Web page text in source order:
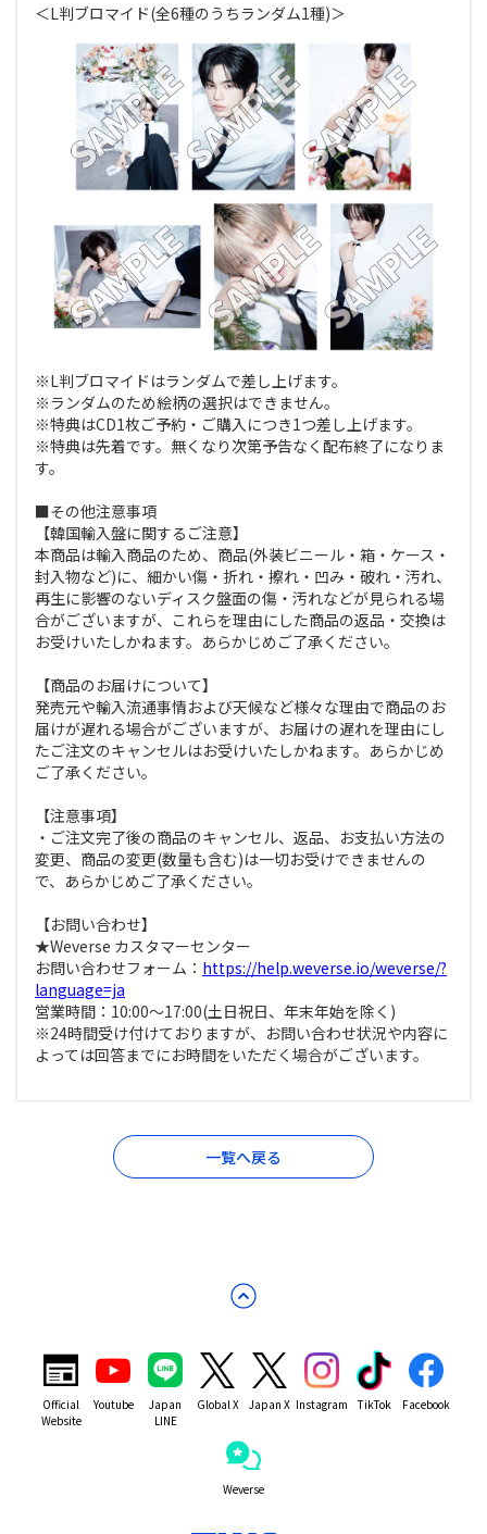
＜L判ブロマイド(全6種のうちランダム1種)＞
※L判ブロマイドはランダムで差し上げます。
※ランダムのため絵柄の選択はできません。
※特典はCD1枚ご予約・ご購入につき1つ差し上げます。
※特典は先着です。無くなり次第予告なく配布終了になりま
す。
■その他注意事項
【韓国輸入盤に関するご注意】
本商品は輸入商品のため、商品(外装ビニール・箱・ケース・
封入物など)に、細かい傷・折れ・擦れ・凹み・破れ・汚れ、
再生に影響のないディスク盤面の傷・汚れなどが見られる場
合がございますが、これらを理由にした商品の返品・交換は
お受けいたしかねます。あらかじめご了承ください。
【商品のお届けについて】
発売元や輸入流通事情および天候など様々な理由で商品のお
届けが遅れる場合がございますが、お届けの遅れを理由にし
たご注文のキャンセルはお受けいたしかねます。あらかじめ
ご了承ください。
【注意事項】
・ご注文完了後の商品のキャンセル、返品、お支払い方法の
変更、商品の変更(数量も含む)は一切お受けできませんの
で、あらかじめご了承ください。
【お問い合わせ】
★Weverse カスタマーセンター
お問い合わせフォーム： https://help.weverse.io/weverse/?
language=ja
営業時間：10:00～17:00(土日祝日、年末年始を除く)
※24時間受け付けておりますが、お問い合わせ状況や内容に
よっては回答までにお時間をいただく場合がございます。
一覧へ戻る
Official
Website
Youtube
Japan
LINE
Global X Japan X Instagram TikTok Facebook
Weverse